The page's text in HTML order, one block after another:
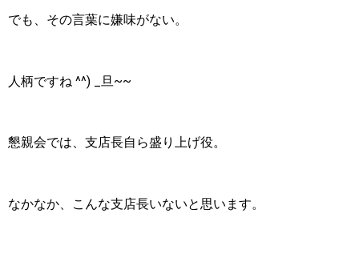
でも、その言葉に嫌味がない。
人柄ですね ^^) _旦~~
懇親会では、支店長自ら盛り上げ役。
なかなか、こんな支店長いないと思います。